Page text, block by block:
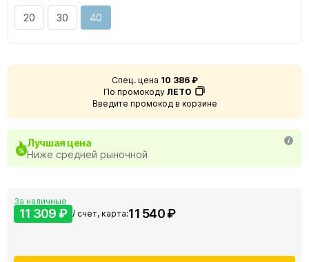
20 30 40
Спец. цена 10 386 ₽
По промокоду ЛЕТО
Введите промокод в корзине
Лучшая цена
Ниже средней рыночной
За наличные
11 309 ₽ / счет, карта:11 540 ₽